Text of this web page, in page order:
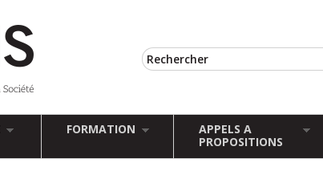
FORMATION
APPELS A
PROPOSITIONS